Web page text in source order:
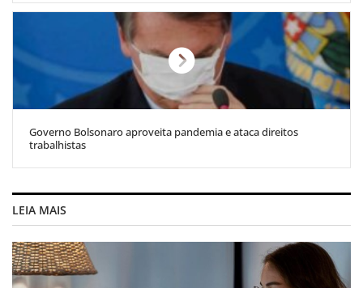
Governo Bolsonaro aproveita pandemia e ataca direitos
trabalhistas
LEIA MAIS